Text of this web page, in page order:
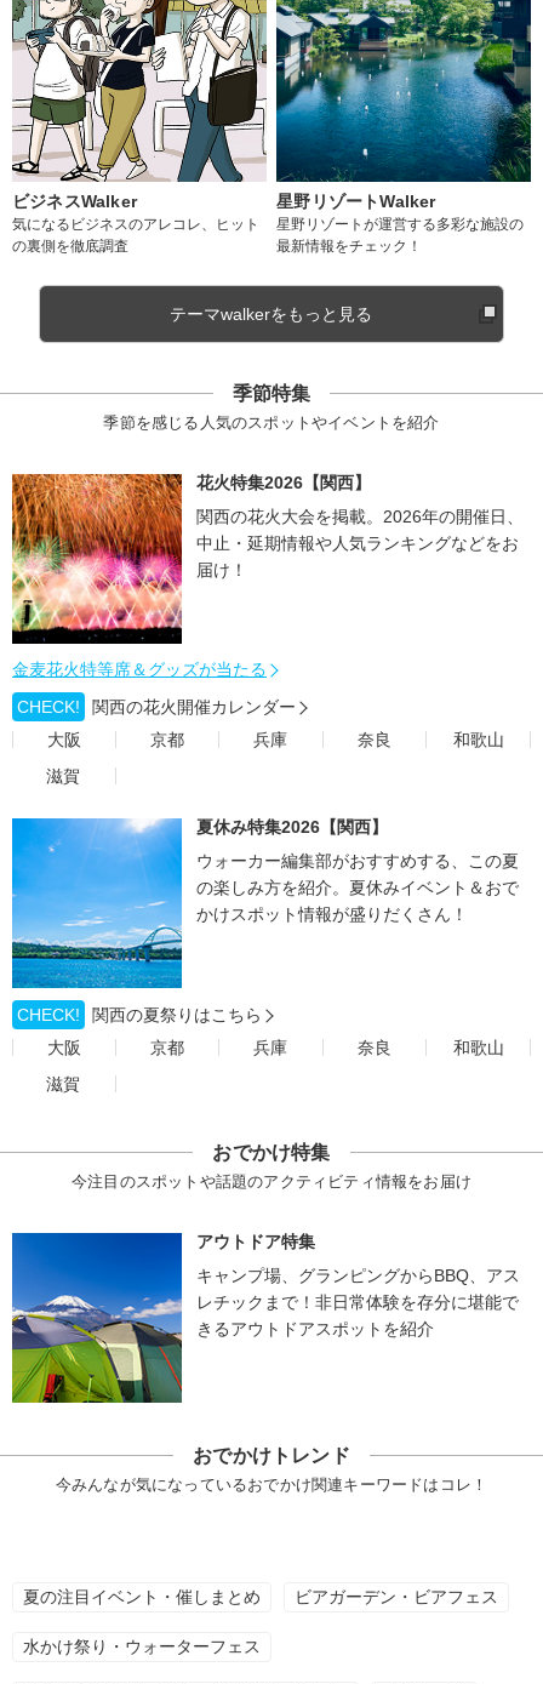
ビジネスWalker
気になるビジネスのアレコレ、ヒット
の裏側を徹底調査
星野リゾートWalker
星野リゾートが運営する多彩な施設の
最新情報をチェック！
テーマwalkerをもっと見る
季節特集
季節を感じる人気のスポットやイベントを紹介
花火特集2026【関西】
関西の花火大会を掲載。2026年の開催日、
中止・延期情報や人気ランキングなどをお
届け！
金麦花火特等席＆グッズが当たる
CHECK!
関西の花火開催カレンダー
大阪
京都 兵庫 奈良
和歌山
滋賀
夏休み特集2026【関西】
ウォーカー編集部がおすすめする、この夏
の楽しみ方を紹介。夏休みイベント＆おで
かけスポット情報が盛りだくさん！
CHECK!
関西の夏祭りはこちら
大阪
京都 兵庫 奈良
和歌山
滋賀
おでかけ特集
今注目のスポットや話題のアクティビティ情報をお届け
アウトドア特集
キャンプ場、グランピングからBBQ、アス
レチックまで！非日常体験を存分に堪能で
きるアウトドアスポットを紹介
おでかけトレンド
今みんなが気になっているおでかけ関連キーワードはコレ！
夏の注目イベント・催しまとめ ビアガーデン・ビアフェス
水かけ祭り・ウォーターフェス